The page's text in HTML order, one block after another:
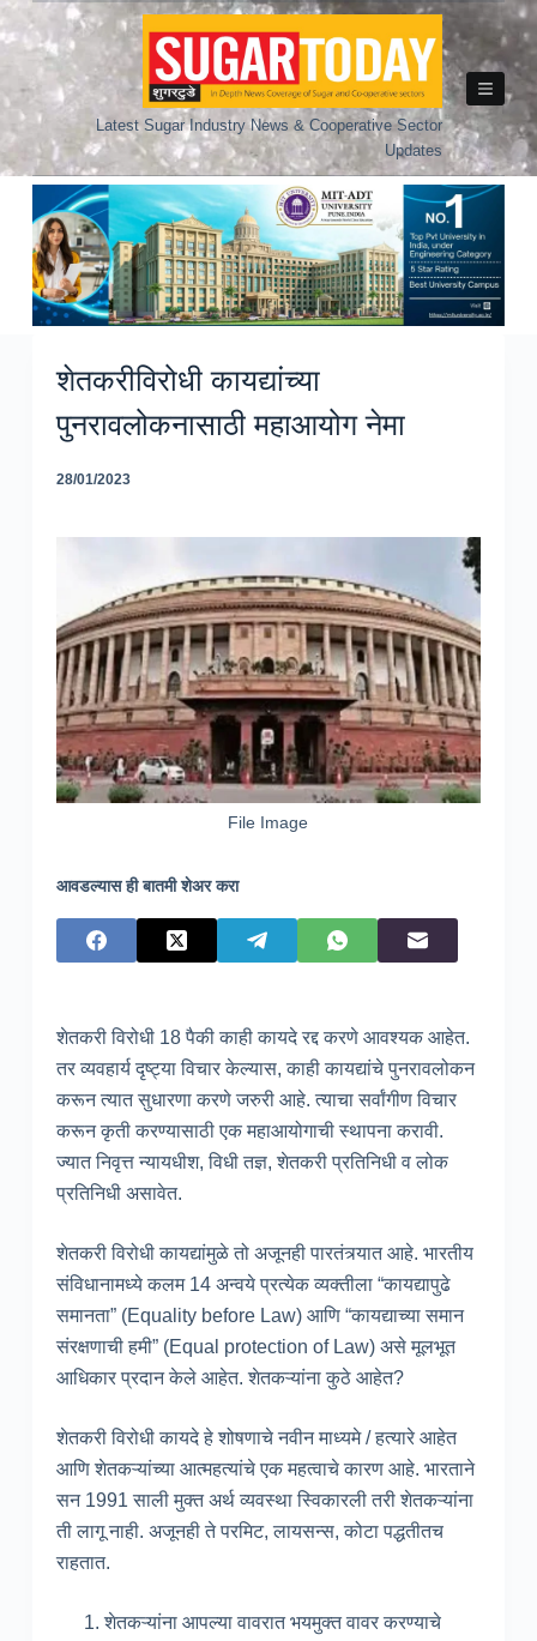
Skip
to
Latest Sugar Industry News & Cooperative Sector
Updates
शेतकरीविरोधी कायद्यांच्या
पुनरावलोकनासाठी महाआयोग नेमा
28/01/2023
File Image
आवडल्यास ही बातमी शेअर करा
शेतकरी विरोधी 18 पैकी काही कायदे रद्द करणे आवश्यक आहेत.
तर व्यवहार्य दृष्ट्या विचार केल्यास, काही कायद्यांचे पुनरावलोकन
करून त्यात सुधारणा करणे जरुरी आहे. त्याचा सर्वांगीण विचार
करून कृती करण्यासाठी एक महाआयोगाची स्थापना करावी.
ज्यात निवृत्त न्यायधीश, विधी तज्ञ, शेतकरी प्रतिनिधी व लोक
प्रतिनिधी असावेत.
शेतकरी विरोधी कायद्यांमुळे तो अजूनही पारतंत्र्यात आहे. भारतीय
संविधानामध्ये कलम 14 अन्वये प्रत्येक व्यक्तीला “कायद्यापुढे
समानता” (Equality before Law) आणि “कायद्याच्या समान
संरक्षणाची हमी” (Equal protection of Law) असे मूलभूत
आधिकार प्रदान केले आहेत. शेतकऱ्यांना कुठे आहेत?
शेतकरी विरोधी कायदे हे शोषणाचे नवीन माध्यमे / हत्यारे आहेत
आणि शेतकऱ्यांच्या आत्महत्यांचे एक महत्वाचे कारण आहे. भारताने
सन 1991 साली मुक्त अर्थ व्यवस्था स्विकारली तरी शेतकऱ्यांना
ती लागू नाही. अजूनही ते परमिट, लायसन्स, कोटा पद्धतीतच
राहतात.
शेतकऱ्यांना आपल्या वावरात भयमुक्त वावर करण्याचे